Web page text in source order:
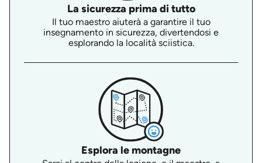
La sicurezza prima di tutto
Il tuo maestro aiuterà a garantire il tuo
insegnamento in sicurezza, divertendosi e
esplorando la località sciistica.
Esplora le montagne